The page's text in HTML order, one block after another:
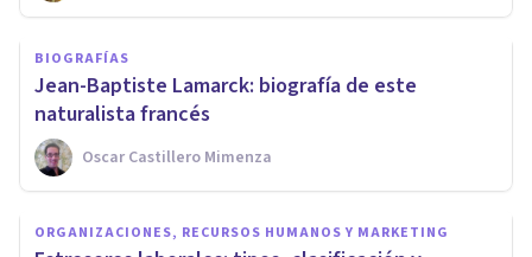
BIOGRAFÍAS
Jean-Baptiste Lamarck: biografía de este
naturalista francés
Oscar Castillero Mimenza
ORGANIZACIONES, RECURSOS HUMANOS Y MARKETING